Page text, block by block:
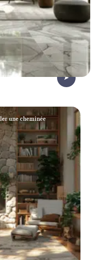
une cheminée